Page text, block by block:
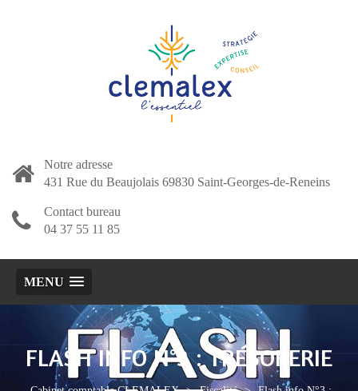
Notre adresse
431 Rue du Beaujolais 69830 Saint-Georges-de-Reneins
Contact bureau
04 37 55 11 85
MENU
FLASH INFO N°3 : TRÉSORERIE